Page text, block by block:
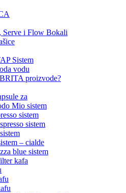
i Flow Bokali
Sistem
vodu
proizvode?
za
Mio sistem
sistem
sistem
– cialde
blue sistem
kafa